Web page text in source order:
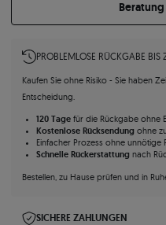
PROBLEMLOSE RÜCKGABE BIS
Kaufen Sie ohne Risiko - Sie haben
Entscheidung.
120 Tagefür die Rückgabe ohne
Kostenlose Rücksendungohne
Einfacher Prozess ohne unnötige
Schnelle Rückerstattungnach
Bestellen, zu Hause prüfen und in
SICHERE ZAHLUNGEN